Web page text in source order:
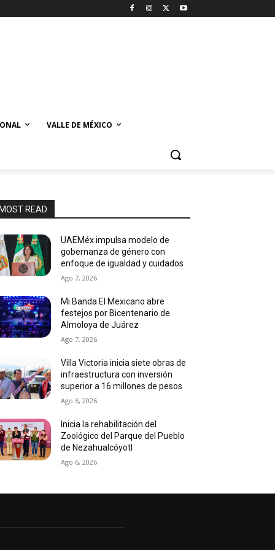
VALLE DE MÉXICO
READ
UAEMéx impulsa modelo de
gobernanza de género con
enfoque de igualdad y cuidados
Ago 7, 2026
Mi Banda El Mexicano abre
festejos por Bicentenario de
Almoloya de Juárez
Ago 7, 2026
Villa Victoria inicia siete obras de
infraestructura con inversión
superior a 16 millones de pesos
Ago 6, 2026
Inicia la rehabilitación del
Zoológico del Parque del Pueblo
de Nezahualcóyotl
Ago 6, 2026